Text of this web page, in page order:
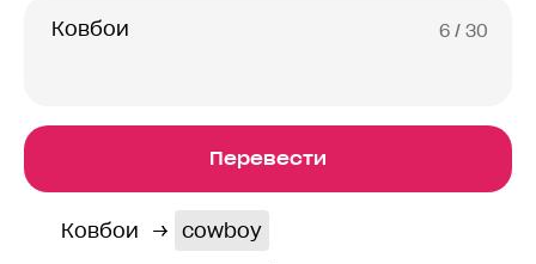
6 / 30
Перевести
Ковбои → cowboy